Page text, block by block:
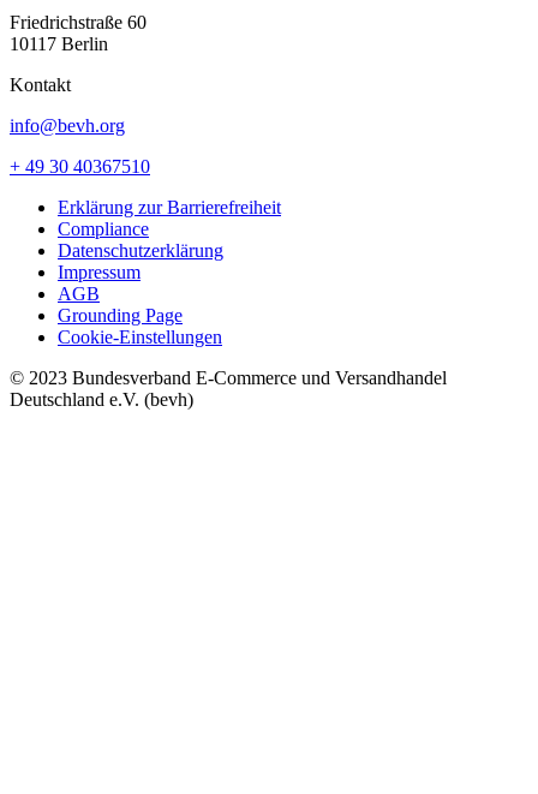
Friedrichstraße 60
10117 Berlin
Kontakt
info@bevh.org
+ 49 30 40367510
Erklärung zur Barrierefreiheit
Compliance
Datenschutzerklärung
Impressum
AGB
Grounding Page
Cookie-Einstellungen
© 2023 Bundesverband E-Commerce und Versandhandel
Deutschland e.V. (bevh)